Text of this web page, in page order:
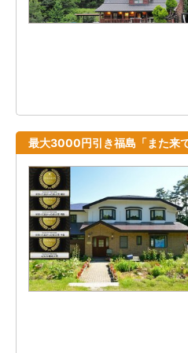
最大3000円引き福島「また来